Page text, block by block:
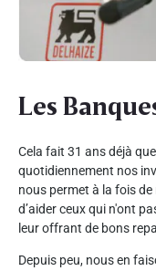
Les
Cela fait 31 ans déjà
quotidiennement nos
nous permet à la fois
d’aider ceux qui n'ont
leur offrant de bons
Depuis peu, nous en